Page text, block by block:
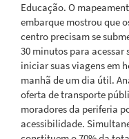
Educação. O
embarque mostrou que
centro precisam se
30 minutos para acessar
iniciar suas viagens em
manhã de um dia útil.
oferta de transporte
moradores da periferia
acessibilidade.